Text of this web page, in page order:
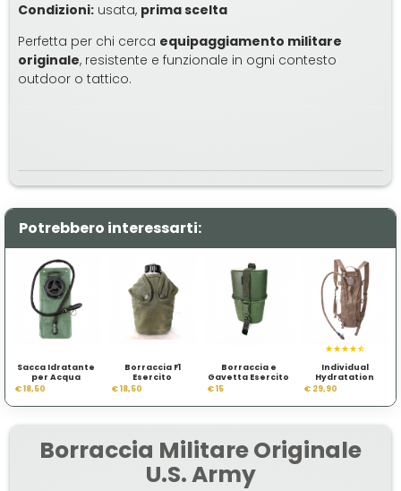
Condizioni: usata, prima scelta
Perfetta per chi cerca equipaggiamento militare
originale, resistente e funzionale in ogni contesto
outdoor o tattico.
Potrebbero interessarti:
Sacca Idratante
per Acqua
€ 18,50
Borraccia F1
Esercito
Francese
€ 18,50
Borraccia e
Gavetta Esercito
€ 15
Individual
Hydratation
System Inglese
€ 29,90
Borraccia Militare Originale
U.S. Army